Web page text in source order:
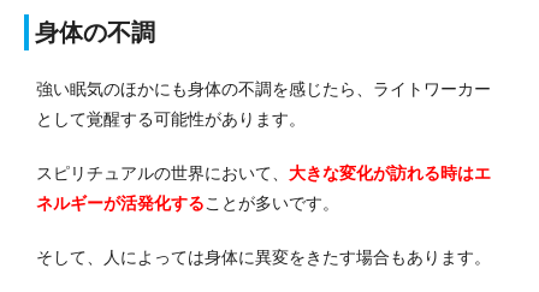
身体の不調
強い眠気のほかにも身体の不調を感じたら、ライトワーカー
として覚醒する可能性があります。
スピリチュアルの世界において、 大きな変化が訪れる時はエ
ネルギーが活発化することが多いです。
そして、人によっては身体に異変をきたす場合もあります。